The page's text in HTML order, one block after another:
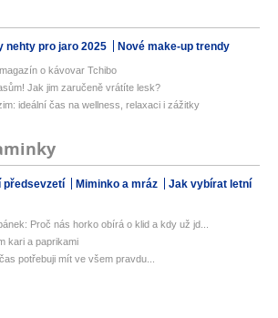
nehty pro jaro 2025 Nové make-up trendy
o kávovar Tchibo
Jak jim zaručeně vrátíte lesk?
ideální čas na wellness, relaxaci i zážitky
předsevzetí Miminko a mráz
Jak vybírat letní
Proč nás horko obírá o klid a kdy už jd...
kari a paprikami
potřebuji mít ve všem pravdu...